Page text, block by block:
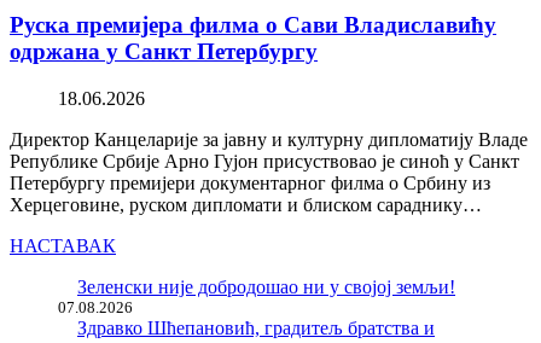
Руска премијера филма о Сави Владиславићу
одржана у Санкт Петербургу
18.06.2026
Директор Канцеларије за јавну и културну дипломатију Владе
Републике Србије Арно Гујон присуствовао је синоћ у Санкт
Петербургу премијери документарног филма о Србину из
Херцеговине, руском дипломати и блиском сараднику…
НАСТАВАК
Зеленски није добродошао ни у својој земљи!
07.08.2026
Здравко Шћепановић, градитељ братства и